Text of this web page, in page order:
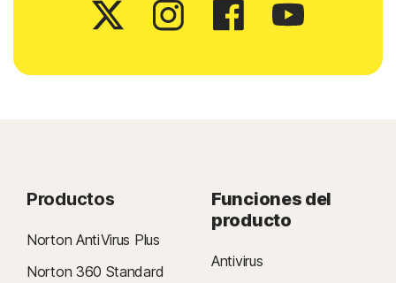
Productos
Norton AntiVirus Plus
Norton 360 Standard
Funciones del
producto
Antivirus